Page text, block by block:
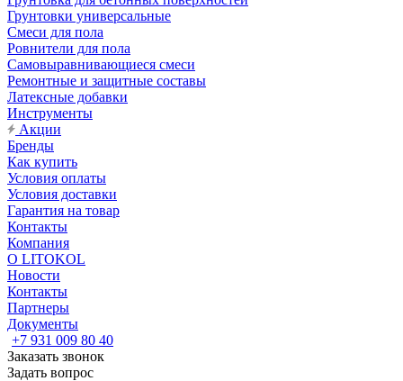
Грунтовки универсальные
Смеси для пола
Ровнители для пола
Самовыравнивающиеся смеси
Ремонтные и защитные составы
Латексные добавки
Инструменты
Акции
Бренды
Как купить
Условия оплаты
Условия доставки
Гарантия на товар
Контакты
Компания
О LITOKOL
Новости
Контакты
Партнеры
Документы
+7 931 009 80 40
Заказать звонок
Задать вопрос